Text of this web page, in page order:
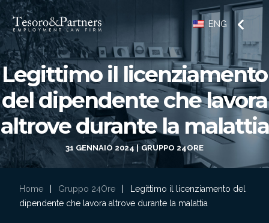
ENG
Legittimo il licenziamento
del dipendente che lavora
altrove durante la malattia
31 GENNAIO 2024 GRUPPO 24ORE
Home Gruppo 24Ore
Legittimo il licenziamento del
dipendente che lavora altrove durante la malattia